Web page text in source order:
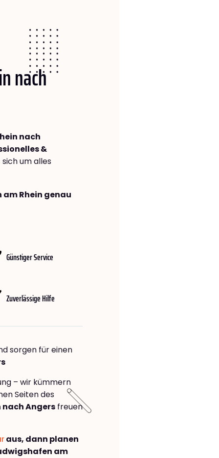
nach
nach
&
sich um alles
Rhein genau
Günstiger Service
Zuverlässige Hilfe
sorgen für einen
– wir kümmern
Seiten des
nach Angers freuen
aus, dann planen
am